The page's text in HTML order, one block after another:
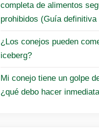
completa de alimentos
prohibidos (Guía definitiva
¿Los conejos pueden
iceberg?
Mi conejo tiene un golpe
¿qué debo hacer